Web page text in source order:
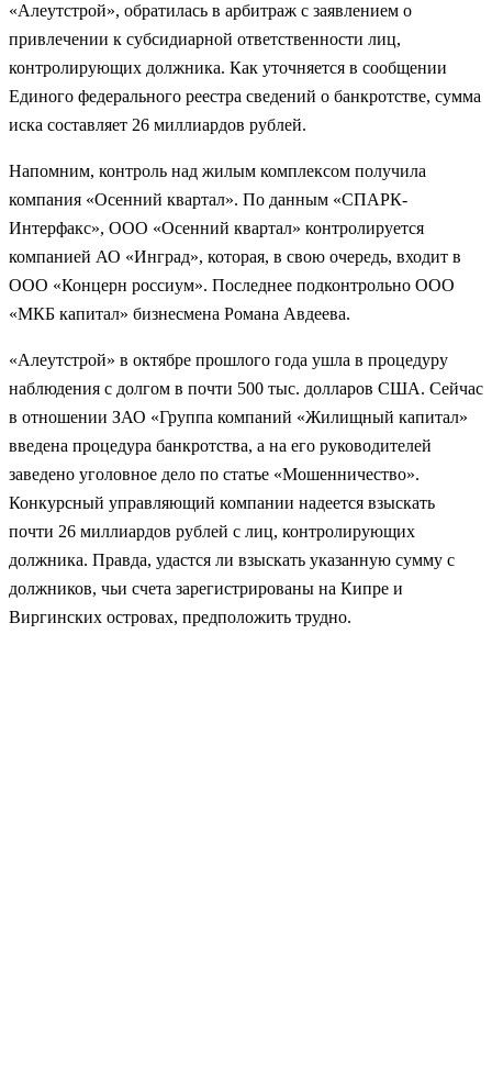
«Алеутстрой», обратилась в арбитраж с заявлением о
привлечении к субсидиарной ответственности лиц,
контролирующих должника. Как уточняется в сообщении
Единого федерального реестра сведений о банкротстве, сумма
иска составляет 26 миллиардов рублей.
Напомним, контроль над жилым комплексом получила
компания «Осенний квартал». По данным «СПАРК-
Интерфакс», ООО «Осенний квартал» контролируется
компанией АО «Инград», которая, в свою очередь, входит в
ООО «Концерн россиум». Последнее подконтрольно ООО
«МКБ капитал» бизнесмена Романа Авдеева.
«Алеутстрой» в октябре прошлого года ушла в процедуру
наблюдения с долгом в почти 500 тыс. долларов США. Сейчас
в отношении ЗАО «Группа компаний «Жилищный капитал»
введена процедура банкротства, а на его руководителей
заведено уголовное дело по статье «Мошенничество».
Конкурсный управляющий компании надеется взыскать
почти 26 миллиардов рублей с лиц, контролирующих
должника. Правда, удастся ли взыскать указанную сумму с
должников, чьи счета зарегистрированы на Кипре и
Виргинских островах, предположить трудно.